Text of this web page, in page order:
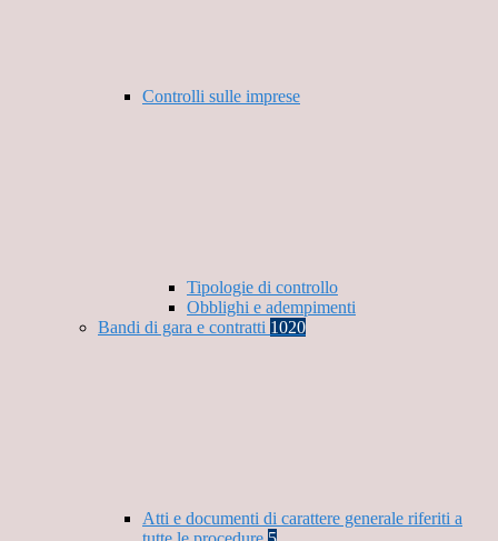
Controlli sulle imprese
Tipologie di controllo
Obblighi e adempimenti
Bandi di gara e contratti 1020
Atti e documenti di carattere generale riferiti a